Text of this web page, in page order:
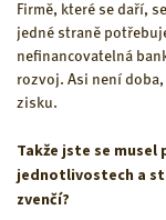
Firmě, které se daří,
jedné straně
nefinancovatelná
rozvoj. Asi není
zisku.
Takže jste se musel
jednotlivostech a
zvenčí?